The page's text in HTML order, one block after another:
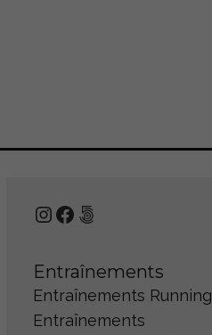
Instagram
Facebook
500px
Entraînements
Entraînements Running
Entraînements